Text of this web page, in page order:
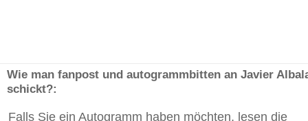
Wie man fanpost und autogrammbitten an Javier
schickt?:
Falls Sie ein Autogramm haben möchten, lesen die